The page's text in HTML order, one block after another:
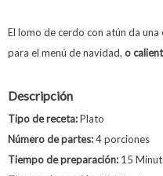
El lomo de cerdo con atún da una
para el menú de navidad, o
Descripción
Tipo de receta:Plato
Número de partes:4 porciones
Tiempo de preparación: 15